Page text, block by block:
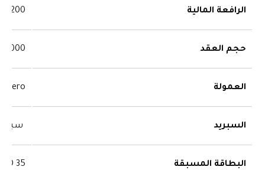
الرافعة المالية 1:200
حجم العقد
العمولة zero
السبريد
البطاقة المسبقة 35 USD